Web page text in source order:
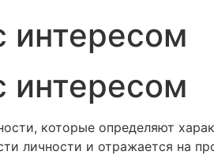
интересом
интересом
которые определяют
личности и отражается на